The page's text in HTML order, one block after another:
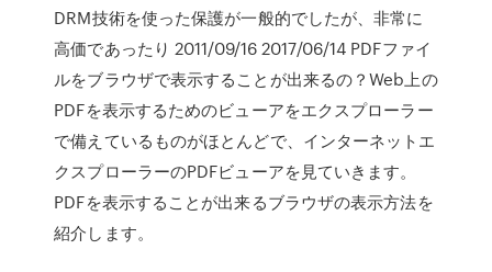
DRM技術を使った保護が一般的でしたが、非常に
高価であったり 2011/09/16 2017/06/14 PDFファイ
ルをブラウザで表示することが出来るの？Web上の
PDFを表示するためのビューアをエクスプローラー
で備えているものがほとんどで、インターネットエ
クスプローラーのPDFビューアを見ていきます。
PDFを表示することが出来るブラウザの表示方法を
紹介します。